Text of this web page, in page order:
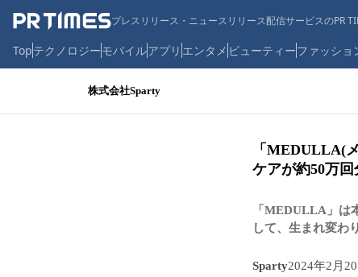
プレスリリース・ニュースリリース配信サービスのPR
Topテクノロジーモバイルアプリ エンタメ ビューティーファッショ
株式会社Sparty
「MEDULLA(
ケアが約50万
「MEDULLA」は
して、生まれ変わ
Sparty2024年2月